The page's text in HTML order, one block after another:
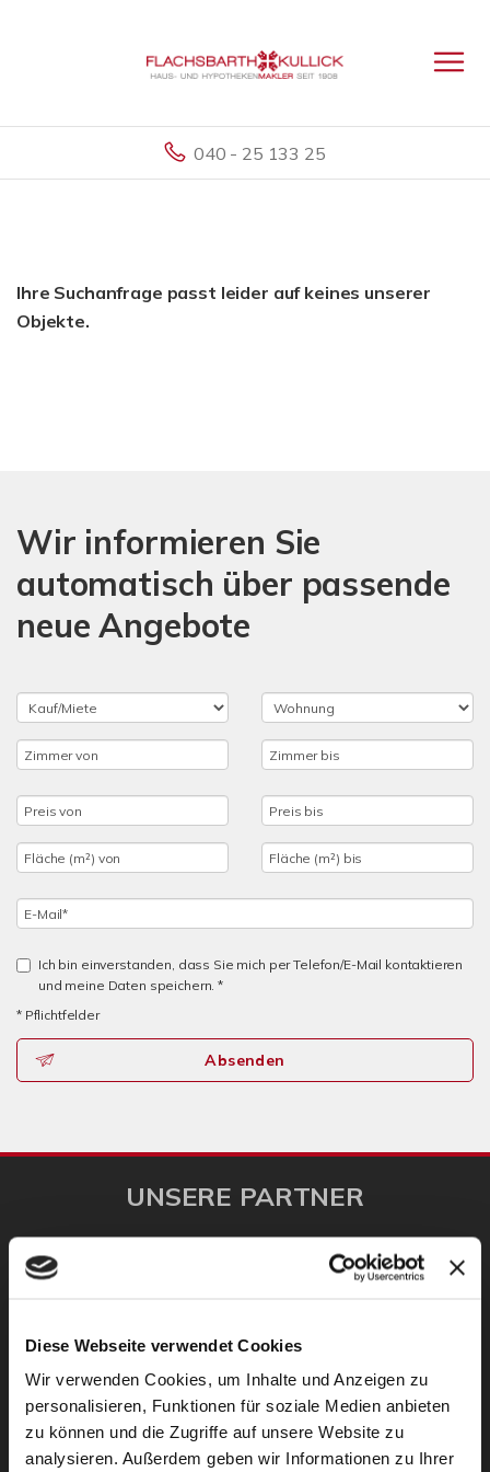
Diese Webseite verwendet Cookies
Wir verwenden Cookies, um Inhalte und Anzeigen zu
personalisieren, Funktionen für soziale Medien anbieten
zu können und die Zugriffe auf unsere Website zu
analysieren. Außerdem geben wir Informationen zu Ihrer
040 - 25 133 25
Ihre Suchanfrage passt leider auf keines unserer
Objekte.
Wir informieren Sie
automatisch über passende
neue Angebote
Ich bin einverstanden, dass Sie mich per Telefon/E-Mail kontaktieren
und meine Daten speichern. *
* Pflichtfelder
Absenden
UNSERE PARTNER